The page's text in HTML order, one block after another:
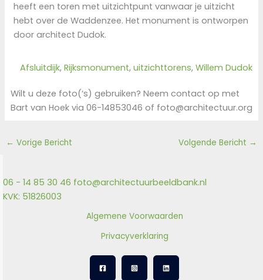
heeft een toren met uitzichtpunt vanwaar je uitzicht
hebt over de Waddenzee. Het monument is ontworpen
door architect Dudok.
Afsluitdijk, Rijksmonument, uitzichttorens, Willem Dudok
Wilt u deze foto(‘s) gebruiken? Neem contact op met
Bart van Hoek via 06-14853046 of foto@architectuur.org
← Vorige Bericht Volgende Bericht →
06 - 14 85 30 46 foto@architectuurbeeldbank.nl
KVK: 51826003
Algemene Voorwaarden
Privacyverklaring